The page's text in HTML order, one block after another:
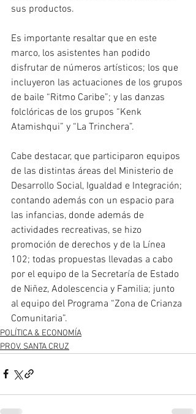
sus productos.
Es importante resaltar que en este
marco, los asistentes han podido
disfrutar de números artísticos; los que
incluyeron las actuaciones de los grupos
de baile “Ritmo Caribe”; y las danzas
folclóricas de los grupos “Kenk
Atamishqui” y “La Trinchera”.
Cabe destacar, que participaron equipos
de las distintas áreas del Ministerio de
Desarrollo Social, Igualdad e Integración;
contando además con un espacio para
las infancias, donde además de
actividades recreativas, se hizo
promoción de derechos y de la Línea
102; todas propuestas llevadas a cabo
por el equipo de la Secretaría de Estado
de Niñez, Adolescencia y Familia; junto
al equipo del Programa “Zona de Crianza
Comunitaria”.
POLÍTICA & ECONOMÍA
PROV. SANTA CRUZ